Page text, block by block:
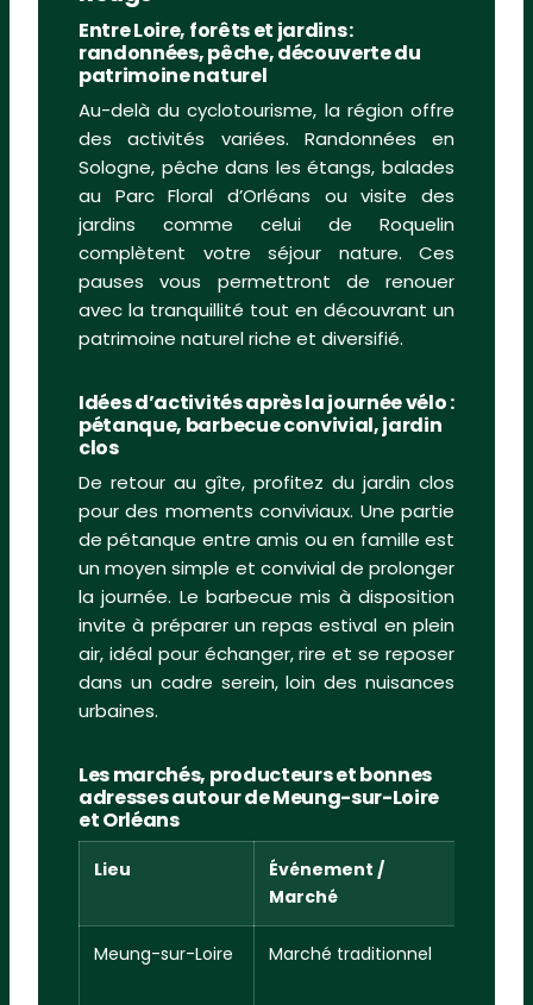
Entre Loire, forêts et jardins :
randonnées, pêche, découverte du
patrimoine naturel
Au-delà du cyclotourisme, la région offre
des activités variées. Randonnées en
Sologne, pêche dans les étangs, balades
au Parc Floral d’Orléans ou visite des
jardins comme celui de Roquelin
complètent votre séjour nature. Ces
pauses vous permettront de renouer
avec la tranquillité tout en découvrant un
patrimoine naturel riche et diversifié.
Idées d’activités après la journée vélo :
pétanque, barbecue convivial, jardin
clos
De retour au gîte, profitez du jardin clos
pour des moments conviviaux. Une partie
de pétanque entre amis ou en famille est
un moyen simple et convivial de prolonger
la journée. Le barbecue mis à disposition
invite à préparer un repas estival en plein
air, idéal pour échanger, rire et se reposer
dans un cadre serein, loin des nuisances
urbaines.
Les marchés, producteurs et bonnes
adresses autour de Meung-sur-Loire
et Orléans
Lieu
Événement /
Marché
Meung-sur-Loire Marché traditionnel